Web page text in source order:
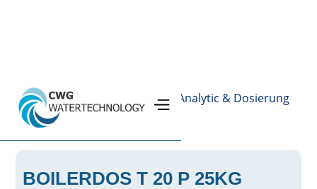
Home › Produkte Chemie, Analytic & Dosierung
› Kesselwasserprodukte ›
BOILERDOS T 20 P 25KG